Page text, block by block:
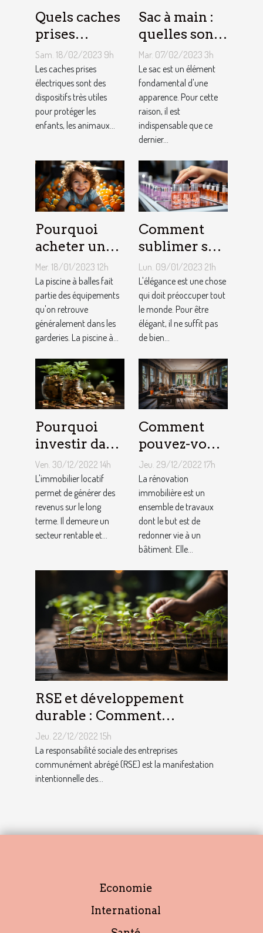
Quels caches
prises
électriques
choisir ?
Sam. 18/02/2023 9h
Les caches prises
électriques sont des
dispositifs très utiles
pour protéger les
enfants, les animaux...
Sac à main :
quelles sont
les astuces
pour faire un
choix
approprié ?
Mar. 07/02/2023 3h
Le sac est un élément
fondamental d'une
apparence. Pour cette
raison, il est
indispensable que ce
dernier...
Pourquoi
acheter une
piscine à
balles à son
bébé ?
Mer. 18/01/2023 12h
La piscine à balles fait
partie des équipements
qu'on retrouve
généralement dans les
garderies. La piscine à...
Comment
sublimer ses
ongles ?
Lun. 09/01/2023 21h
L'élégance est une chose
qui doit préoccuper tout
le monde. Pour être
élégant, il ne suffit pas
de bien...
Pourquoi
investir dans
l'immobilier
?
Ven. 30/12/2022 14h
L'immobilier locatif
permet de générer des
revenus sur le long
terme. Il demeure un
secteur rentable et...
Comment
pouvez-vous
faire une
rénovation
immobilière
?
Jeu. 29/12/2022 17h
La rénovation
immobilière est un
ensemble de travaux
dont le but est de
redonner vie à un
bâtiment. Elle...
RSE et développement
durable : Comment
décrocher vite un emploi
avec ce profil ?
Jeu. 22/12/2022 15h
La responsabilité sociale des entreprises
communément abrégé (RSE) est la manifestation
intentionnelle des...
Economie
International